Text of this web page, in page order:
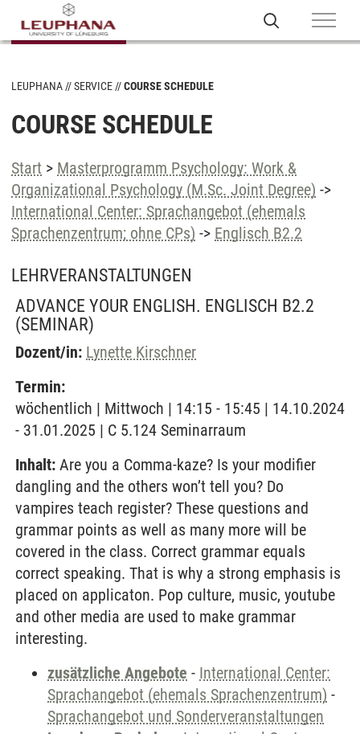
LEUPHANA SERVICE COURSE SCHEDULE
COURSE SCHEDULE
Start > Masterprogramm Psychology: Work &
Organizational Psychology (M.Sc. Joint Degree) ->
International Center: Sprachangebot (ehemals
Sprachenzentrum; ohne CPs) -> Englisch B2.2
LEHRVERANSTALTUNGEN
ADVANCE YOUR ENGLISH. ENGLISCH B2.2
(SEMINAR)
Dozent/in: Lynette Kirschner
Termin:
wöchentlich | Mittwoch | 14:15 - 15:45 | 14.10.2024
- 31.01.2025 | C 5.124 Seminarraum
Inhalt: Are you a Comma-kaze? Is your modifier
dangling and the others won’t tell you? Do
vampires teach register? These questions and
grammar points as well as many more will be
covered in the class. Correct grammar equals
correct speaking. That is why a strong emphasis is
placed on applicaton. Pop culture, music, youtube
and other media are used to make grammar
interesting.
zusätzliche Angebote - International Center:
Sprachangebot (ehemals Sprachenzentrum) -
Sprachangebot und Sonderveranstaltungen